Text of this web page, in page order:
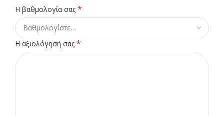
Η βαθμολογία σας *
Η αξιολόγησή σας *